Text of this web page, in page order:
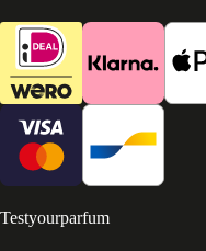
Testyourparfum